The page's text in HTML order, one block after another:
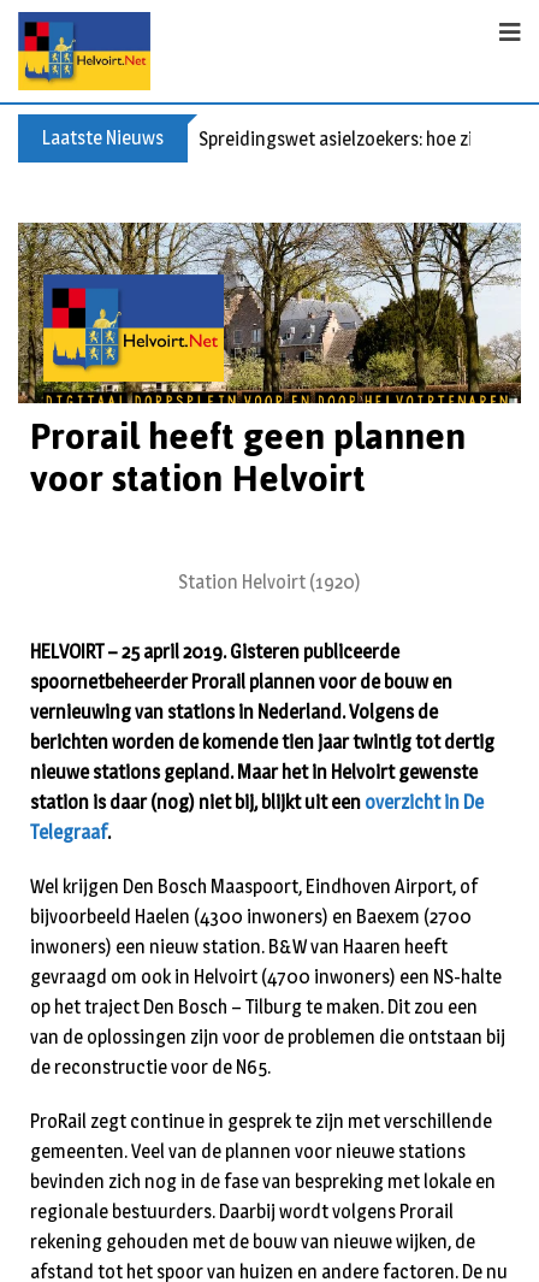
Laatste Nieuws Spreidingswet asielzoekers: hoe zit dat?
Prorail heeft geen plannen
voor station Helvoirt
Station Helvoirt (1920)
HELVOIRT – 25 april 2019.Gisteren publiceerde
spoornetbeheerder Prorail plannen voor de bouw en
vernieuwing van stations in Nederland. Volgens de
berichten worden de komende tien jaar twintig tot dertig
nieuwe stations gepland. Maar het in Helvoirt gewenste
station is daar (nog) niet bij, blijkt uit een overzicht in De
Telegraaf.
Wel krijgen Den Bosch Maaspoort, Eindhoven Airport, of
bijvoorbeeld Haelen (4300 inwoners) en Baexem (2700
inwoners) een nieuw station. B&W van Haaren heeft
gevraagd om ook in Helvoirt (4700 inwoners) een NS-halte
op het traject Den Bosch – Tilburg te maken. Dit zou een
van de oplossingen zijn voor de problemen die ontstaan bij
de reconstructie voor de N65.
ProRail zegt continue in gesprek te zijn met verschillende
gemeenten. Veel van de plannen voor nieuwe stations
bevinden zich nog in de fase van bespreking met lokale en
regionale bestuurders. Daarbij wordt volgens Prorail
rekening gehouden met de bouw van nieuwe wijken, de
afstand tot het spoor van huizen en andere factoren. De nu